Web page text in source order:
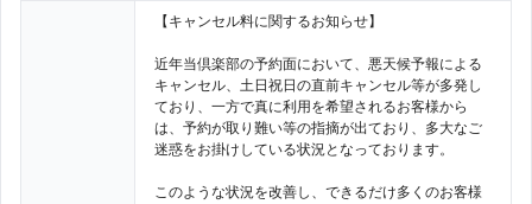
【キャンセル料に関するお知らせ】
近年当倶楽部の予約面において、悪天候予報による
キャンセル、土日祝日の直前キャンセル等が多発し
ており、一方で真に利用を希望されるお客様から
は、予約が取り難い等の指摘が出ており、多大なご
迷惑をお掛けしている状況となっております。
このような状況を改善し、できるだけ多くのお客様